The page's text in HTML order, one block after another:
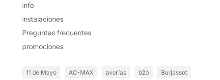
info
instalaciones
Preguntas frecuentes
promociones
11 de Mayo AC-MAX averías b2b
Burjassot